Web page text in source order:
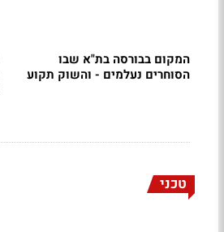
המקום בבורסה בת"א שבו
הסוחרים נעלמים - והשוק תקוע
טכני